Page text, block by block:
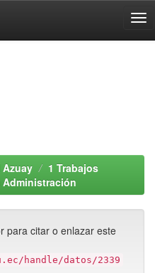
1 Trabajos
Administración
para citar o enlazar este
handle/datos/2339